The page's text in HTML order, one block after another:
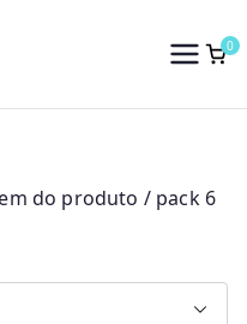
Baby
0
do produto / pack 6